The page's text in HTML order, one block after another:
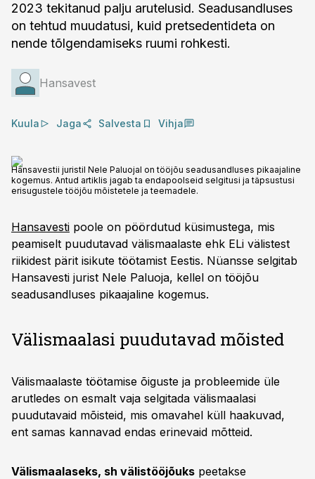
2023 tekitanud palju arutelusid. Seadusandluses
on tehtud muudatusi, kuid pretsedentideta on
nende tõlgendamiseks ruumi rohkesti.
Hansavest
Kuula Jaga Salvesta Vihja
Hansavestii juristil Nele Paluojal on tööjõu seadusandluses pikaajaline
kogemus. Antud artiklis jagab ta endapoolseid selgitusi ja täpsustusi
erisugustele tööjõu mõistetele ja teemadele.
Hansavesti poole on pöördutud küsimustega, mis
peamiselt puudutavad välismaalaste ehk ELi välistest
riikidest pärit isikute töötamist Eestis. Nüansse selgitab
Hansavesti jurist Nele Paluoja, kellel on tööjõu
seadusandluses pikaajaline kogemus.
Välismaalasi puudutavad mõisted
Välismaalaste töötamise õiguste ja probleemide üle
arutledes on esmalt vaja selgitada välismaalasi
puudutavaid mõisteid, mis omavahel küll haakuvad,
ent samas kannavad endas erinevaid mõtteid.
Välismaalaseks, sh välistööjõuks peetakse